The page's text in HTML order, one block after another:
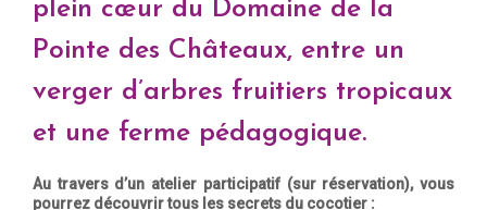
plein cœur du Domaine de la
Pointe des Châteaux, entre un
verger d’arbres fruitiers tropicaux
et une ferme pédagogique.
Au travers d’un atelier participatif (sur réservation), vous
pourrez découvrir tous les secrets du cocotier :